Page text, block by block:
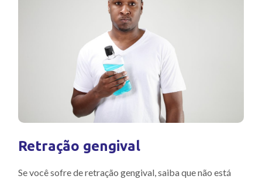
Retração gengival
Se você sofre de retração gengival, saiba que não está